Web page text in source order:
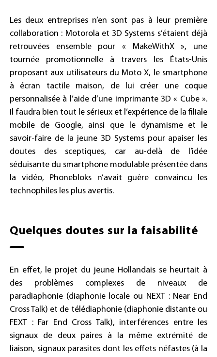
Les deux entreprises n’en sont pas à leur première
collaboration : Motorola et 3D Systems s’étaient déjà
retrouvées ensemble pour « MakeWithX », une
tournée promotionnelle à travers les États-Unis
proposant aux utilisateurs du Moto X, le smartphone
à écran tactile maison, de lui créer une coque
personnalisée à l’aide d’une imprimante 3D « Cube ».
Il faudra bien tout le sérieux et l’expérience de la filiale
mobile de Google, ainsi que le dynamisme et le
savoir-faire de la jeune 3D Systems pour apaiser les
doutes des sceptiques, car au-delà de l’idée
séduisante du smartphone modulable présentée dans
la vidéo, Phonebloks n’avait guère convaincu les
technophiles les plus avertis.
Quelques doutes sur la faisabilité
En effet, le projet du jeune Hollandais se heurtait à
des problèmes complexes de niveaux de
paradiaphonie (diaphonie locale ou NEXT : Near End
Cross Talk) et de télédiaphonie (diaphonie distante ou
FEXT : Far End Cross Talk), interférences entre les
signaux de deux paires à la même extrémité de
liaison, signaux parasites dont les effets néfastes (à la